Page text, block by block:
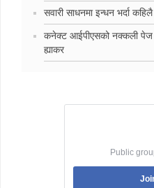
सवारी साधनमा इन्धन भर्दा
कनेक्ट आईपीएसको नक्कली पेज
ह्याकर
Public